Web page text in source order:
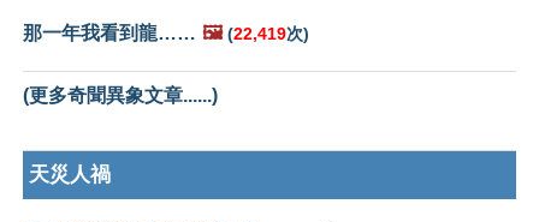
那一年我看到龍…… 🖼️ (22,419次)
(更多奇聞異象文章......)
天災人禍